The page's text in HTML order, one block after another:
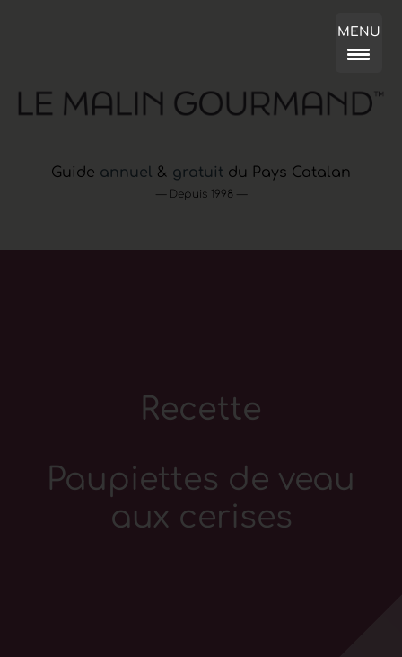
MENU
Guide annuel & gratuit du Pays Catalan
— Depuis 1998 —
Recette
Paupiettes de veau
aux cerises